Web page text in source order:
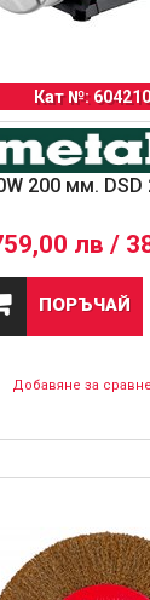
Кат №:
200 мм. DSD
лв /
ПОРЪЧАЙ
Добавяне за